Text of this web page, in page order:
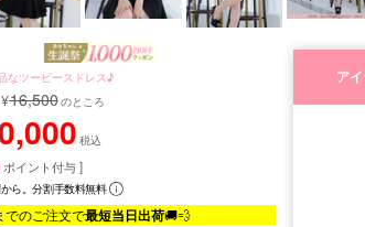
なツーピースドレス♪
¥16,500のところ
税込
ポイント付与 ]
から。分割手数料無料
でのご注文で最短当日出荷🚚💨
ア